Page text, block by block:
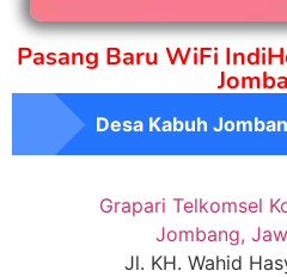
Pasang Baru WiFi
Desa Kabuh
Grapari Telkomsel
Jombang,
Jl. KH. Wahid